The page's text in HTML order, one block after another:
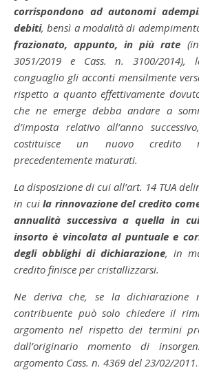
corrispondono ad autonomi
debiti, bensì a modalità di
frazionato, appunto, in più rate
3051/2019 e Cass. n. 3100/
conguaglio gli acconti mensilmente
rispetto a quanto effettivamente
che ne emerge debba andare a
d’imposta relativo all’anno
costituisce un nuovo credito
precedentemente maturati.
La disposizione di cui all’art. 14 TUA
in cuila rinnovazione del credito
annualità successiva a quella in
insorto è vincolata al puntuale e
degli obblighi di dichiarazione, in
credito finisce per cristallizzarsi.
Ne deriva che, se la dichiarazione
contribuente può solo chiedere il
argomento nel rispetto dei termini
dall’originario momento di
argomento Cass. n. 4369 del 23/02/2011